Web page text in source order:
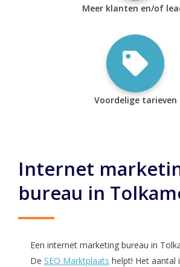
Meer klanten en/of
Voordelige tarieven
Internet
bureau in
Een internet marketing bureau in
De SEO Marktplaats helpt! Het aantal